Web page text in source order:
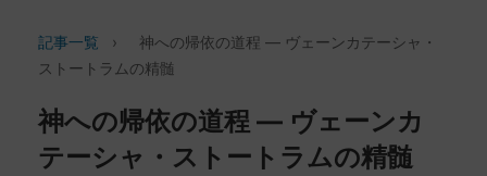
記事一覧 ›
神への帰依の道程 ― ヴェーンカテーシャ・
ストートラムの精髄
神への帰依の道程 ― ヴェーンカ
テーシャ・ストートラムの精髄